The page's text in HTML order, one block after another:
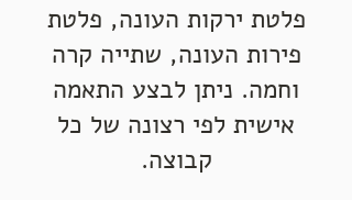
פלטת ירקות העונה, פלטת
פירות העונה, שתייה קרה
וחמה. ניתן לבצע התאמה
אישית לפי רצונה של כל
קבוצה.